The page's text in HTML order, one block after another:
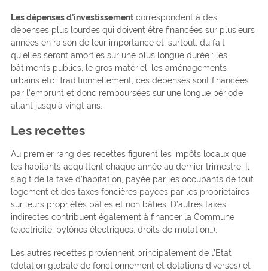
Les dépenses d’investissementcorrespondent à des
dépenses plus lourdes qui doivent être financées sur plusieurs
années en raison de leur importance et, surtout, du fait
qu’elles seront amorties sur une plus longue durée : les
bâtiments publics, le gros matériel, les aménagements
urbains etc. Traditionnellement, ces dépenses sont financées
par l’emprunt et donc remboursées sur une longue période
allant jusqu’à vingt ans.
Les recettes
Au premier rang des recettes figurent les impôts locaux que
les habitants acquittent chaque année au dernier trimestre. Il
s’agit de la taxe d’habitation, payée par les occupants de tout
logement et des taxes foncières payées par les propriétaires
sur leurs propriétés bâties et non bâties. D’autres taxes
indirectes contribuent également à financer la Commune
(électricité, pylônes électriques, droits de mutation…).
Les autres recettes proviennent principalement de l’Etat
(dotation globale de fonctionnement et dotations diverses) et